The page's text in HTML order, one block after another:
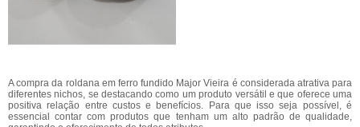
A compra da roldana em ferro fundido Major Vieira é considerada atrativa para
diferentes nichos, se destacando como um produto versátil e que oferece uma
positiva relação entre custos e benefícios. Para que isso seja possível, é
essencial contar com produtos que tenham um alto padrão de qualidade,